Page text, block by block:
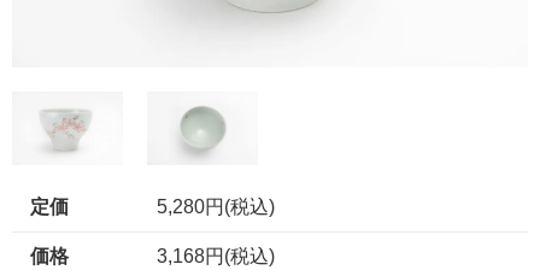
定価 5,280円(税込)
価格 3,168円(税込)